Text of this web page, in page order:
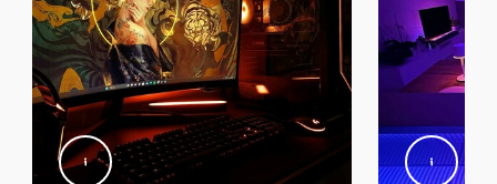
Type de prise
Type A
Caractéristiques de la lumière
Température de couleur
2000-6500 K